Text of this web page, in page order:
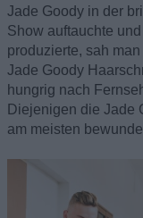
Jade Goody in der
Show auftauchte
produzierte, sah
Jade Goody
hungrig nach
Diejenigen die Jade
am meisten